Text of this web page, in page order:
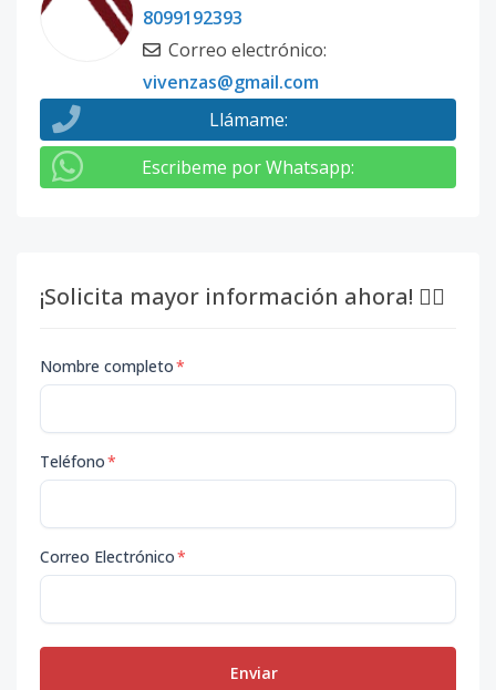
8099192393
Correo electrónico:
vivenzas@gmail.com
Llámame:
Escribeme por Whatsapp:
¡Solicita mayor información ahora! 👇🏽
Nombre completo*
Teléfono*
Correo Electrónico*
Enviar